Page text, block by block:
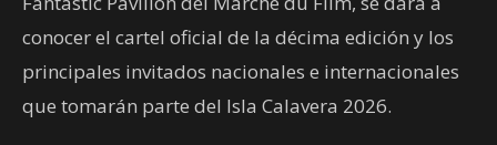
conocer el cartel oficial de la décima edición y los
principales invitados nacionales e internacionales
que tomarán parte del Isla Calavera 2026.